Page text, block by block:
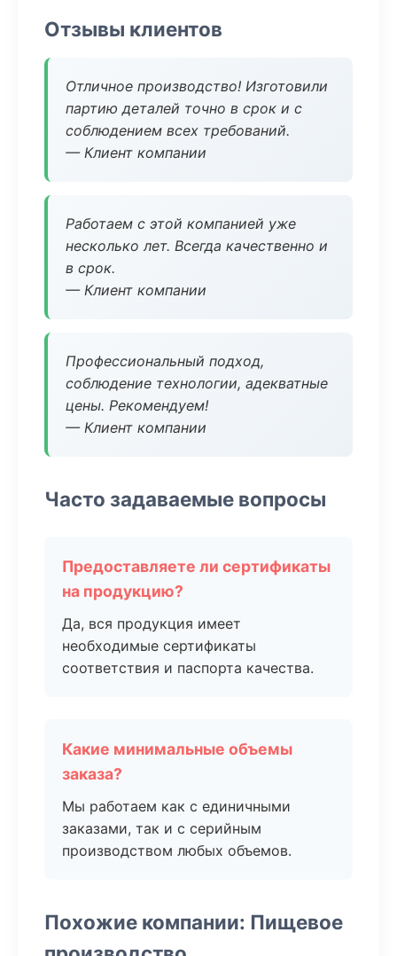
Отзывы клиентов
Отличное производство! Изготовили
партию деталей точно в срок и с
соблюдением всех требований.
— Клиент компании
Работаем с этой компанией уже
несколько лет. Всегда качественно и
в срок.
— Клиент компании
Профессиональный подход,
соблюдение технологии, адекватные
цены. Рекомендуем!
— Клиент компании
Часто задаваемые вопросы
Предоставляете ли сертификаты
на продукцию?
Да, вся продукция имеет
необходимые сертификаты
соответствия и паспорта качества.
Какие минимальные объемы
заказа?
Мы работаем как с единичными
заказами, так и с серийным
производством любых объемов.
Похожие компании: Пищевое